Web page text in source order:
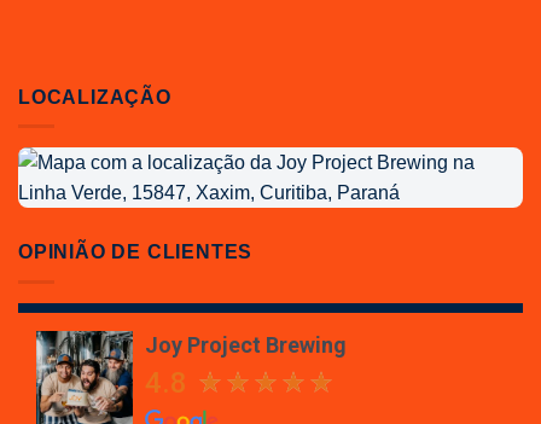
LOCALIZAÇÃO
Localização
da
Project
Brewing
OPINIÃO DE CLIENTES
Joy Project Brewing
4.8